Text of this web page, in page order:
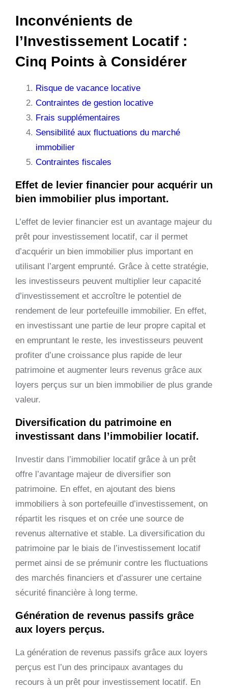
Inconvénients de
l’Investissement Locatif :
Cinq Points à Considérer
Risque de vacance locative
Contraintes de gestion locative
Frais supplémentaires
Sensibilité aux fluctuations du marché
immobilier
Contraintes fiscales
Effet de levier financier pour acquérir un
bien immobilier plus important.
L’effet de levier financier est un avantage majeur du
prêt pour investissement locatif, car il permet
d’acquérir un bien immobilier plus important en
utilisant l’argent emprunté. Grâce à cette stratégie,
les investisseurs peuvent multiplier leur capacité
d’investissement et accroître le potentiel de
rendement de leur portefeuille immobilier. En effet,
en investissant une partie de leur propre capital et
en empruntant le reste, les investisseurs peuvent
profiter d’une croissance plus rapide de leur
patrimoine et augmenter leurs revenus grâce aux
loyers perçus sur un bien immobilier de plus grande
valeur.
Diversification du patrimoine en
investissant dans l’immobilier locatif.
Investir dans l’immobilier locatif grâce à un prêt
offre l’avantage majeur de diversifier son
patrimoine. En effet, en ajoutant des biens
immobiliers à son portefeuille d’investissement, on
répartit les risques et on crée une source de
revenus alternative et stable. La diversification du
patrimoine par le biais de l’investissement locatif
permet ainsi de se prémunir contre les fluctuations
des marchés financiers et d’assurer une certaine
sécurité financière à long terme.
Génération de revenus passifs grâce
aux loyers perçus.
La génération de revenus passifs grâce aux loyers
perçus est l’un des principaux avantages du
recours à un prêt pour investissement locatif. En